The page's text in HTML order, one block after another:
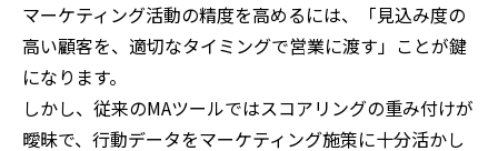
マーケティング活動の精度を高めるには、「見込み度の
高い顧客を、適切なタイミングで営業に渡す」ことが鍵
になります。
しかし、従来のMAツールではスコアリングの重み付けが
曖昧で、行動データをマーケティング施策に十分活かし